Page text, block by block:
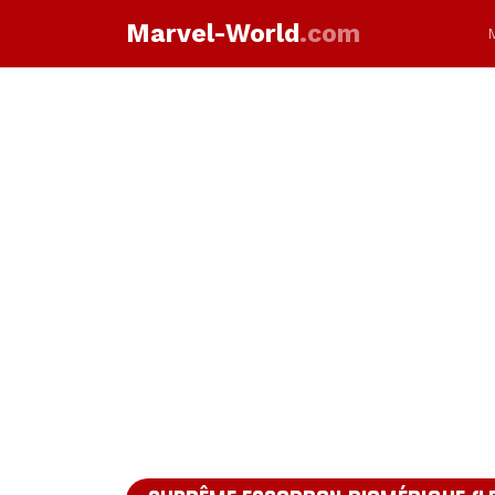
Marvel-World.com